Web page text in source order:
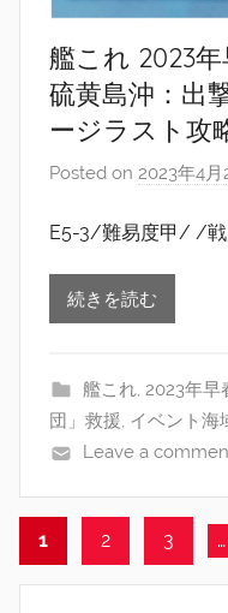
艦これ 2023
硫黄島沖：出
ージラスト攻
Posted on 2023年4月
E5-3/難易度甲/ /
続きを読む
艦これ, 2023年早
団」救援, イベント海
Leave a
投
稿
1 2 3 …